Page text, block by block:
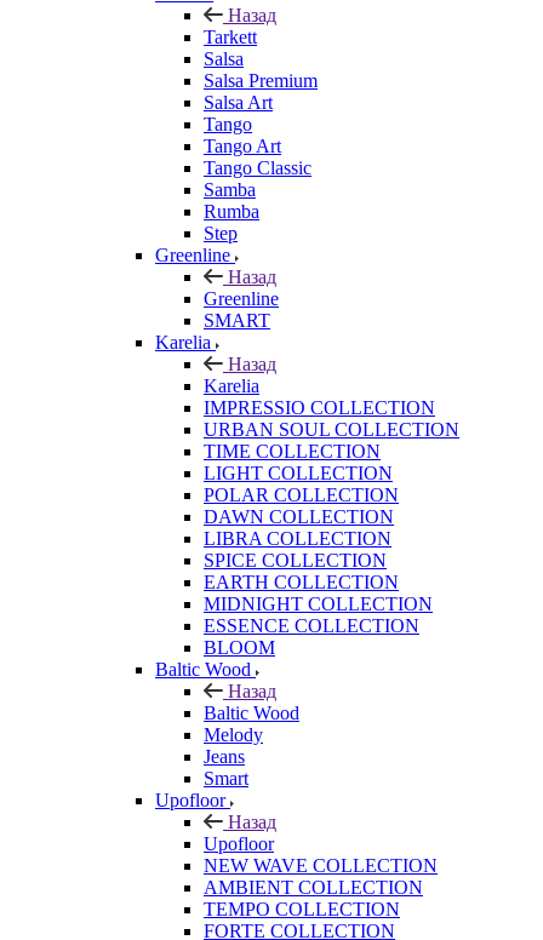
Назад
Tarkett
Salsa
Salsa Premium
Salsa Art
Tango
Tango Art
Tango Classic
Samba
Rumba
Step
Greenline
Назад
Greenline
SMART
Karelia
Назад
Karelia
IMPRESSIO COLLECTION
URBAN SOUL COLLECTION
TIME COLLECTION
LIGHT COLLECTION
POLAR COLLECTION
DAWN COLLECTION
LIBRA COLLECTION
SPICE COLLECTION
EARTH COLLECTION
MIDNIGHT COLLECTION
ESSENCE COLLECTION
BLOOM
Baltic Wood
Назад
Baltic Wood
Melody
Jeans
Smart
Upofloor
Назад
Upofloor
NEW WAVE COLLECTION
AMBIENT COLLECTION
TEMPO COLLECTION
FORTE COLLECTION